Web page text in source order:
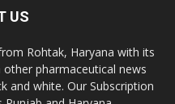
US
Rohtak, Haryana with its
pharmaceutical news
and white. Our Subscription